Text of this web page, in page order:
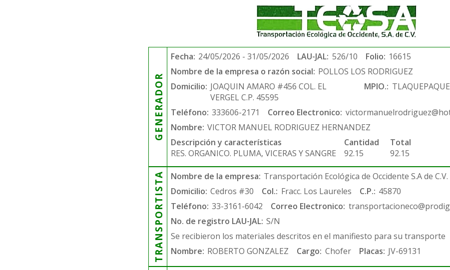
GENERADOR
Fecha: 24/05/2026 - 31/05/2026 LAU-JAL: 526/10 Folio: 16615
Nombre de la empresa o razón social: POLLOS LOS RODRIGUEZ
Domicilio: JOAQUIN AMARO #456 COL. EL
VERGEL C.P. 45595
MPIO.: TLAQUEPAQUE
Teléfono: 333606-2171 Correo Electronico:
Nombre: VICTOR MANUEL RODRIGUEZ HERNANDEZ
Descripción y características
RES. ORGANICO. PLUMA, VICERAS Y SANGRE
Cantidad
92.15
Total
92.15
TRANSPORTISTA Nombre de la empresa: Transportación Ecológica de Occidente S.A de C.V.
Domicilio: Cedros #30 Col.: Fracc. Los Laureles C.P.: 45870
Teléfono: 33-3161-6042 Correo Electronico:
No. de registro LAU-JAL: S/N
Se recibieron los materiales descritos en el manifiesto para su transporte
Nombre: ROBERTO GONZALEZ Cargo: Chofer Placas: JV-69131